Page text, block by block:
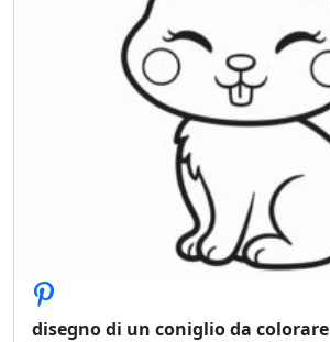
disegno di un coniglio da colorare